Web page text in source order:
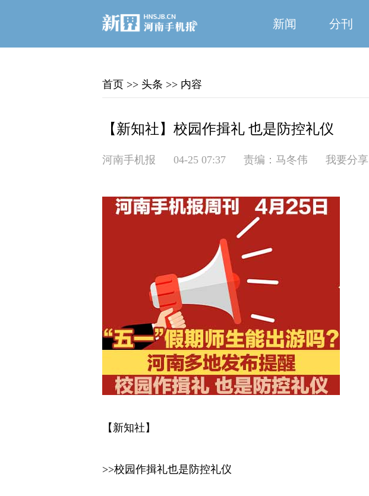
新闻 分刊
首页 >> 头条 >> 内容
【新知社】校园作揖礼 也是防控礼仪
河南手机报 04-25 07:37 责编：马冬伟 我要分享
【新知社】
>>校园作揖礼也是防控礼仪